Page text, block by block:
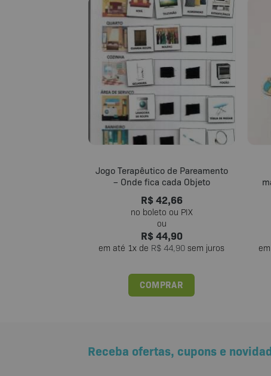
Jogo Terapêutico de Pareamento
– Onde fica cada Objeto
R$42,66
R$44,90
em até 1x de R$ 44,90 sem juros
COMPRAR
Receba ofertas, cupons e